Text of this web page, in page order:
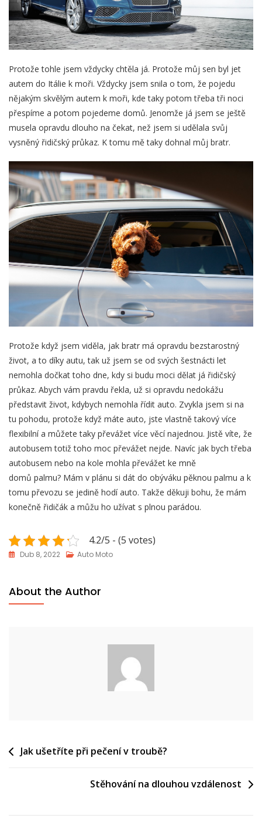
Protože tohle jsem vždycky chtěla já. Protože můj sen byl jet
autem do Itálie k moři. Vždycky jsem snila o tom, že pojedu
nějakým skvělým autem k moři, kde taky potom třeba tři noci
přespíme a potom pojedeme domů. Jenomže já jsem se ještě
musela opravdu dlouho na čekat, než jsem si udělala svůj
vysněný řidičský průkaz. K tomu mě taky dohnal můj bratr.
Protože když jsem viděla, jak bratr má opravdu bezstarostný
život, a to díky autu, tak už jsem se od svých šestnácti let
nemohla dočkat toho dne, kdy si budu moci dělat já řidičský
průkaz. Abych vám pravdu řekla, už si opravdu nedokážu
představit život, kdybych nemohla řídit auto. Zvykla jsem si na
tu pohodu, protože když máte auto, jste vlastně takový více
flexibilní a můžete taky převážet více věcí najednou. Jistě víte, že
autobusem totiž toho moc převážet nejde. Navíc jak bych třeba
autobusem nebo na kole mohla převážet ke mně
domů palmu? Mám v plánu si dát do obýváku pěknou palmu a k
tomu převozu se jedině hodí auto. Takže děkuji bohu, že mám
konečně řidičák a můžu ho užívat s plnou parádou.
4.2/5 - (5 votes)
Dub 8, 2022 Auto Moto
About the Author
Navigace
Jak ušetříte při pečení v troubě?
Stěhování na dlouhou vzdálenost